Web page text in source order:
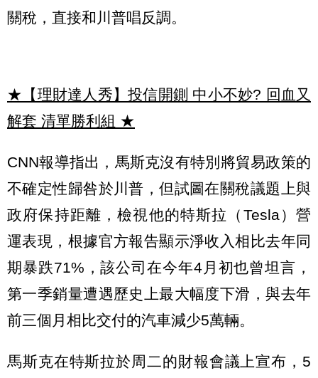
關稅，直接和川普唱反調。
★【理財達人秀】投信開鍘 中小不妙? 回血又
解套 清單勝利組 ★
CNN報導指出，馬斯克沒有特別將貿易政策的
不確定性歸咎於川普，但試圖在關稅議題上與
政府保持距離，檢視他的特斯拉（Tesla）營
運表現，根據官方報告顯示淨收入相比去年同
期暴跌71%，該公司在今年4月初也曾坦言，
第一季銷量遭遇歷史上最大幅度下滑，與去年
前三個月相比交付的汽車減少5萬輛。
馬斯克在特斯拉於周二的財報會議上宣布，5